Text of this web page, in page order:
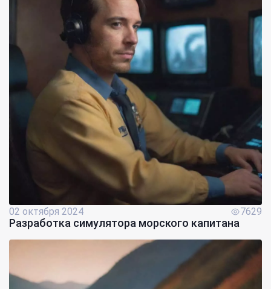
02 октября 2024 7629
Разработка симулятора морского капитана